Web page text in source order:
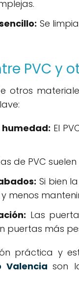
Se
PVC y
otros
El
de PVC
Si bien
menos
Las
puertas más
práctica y
Valencia son